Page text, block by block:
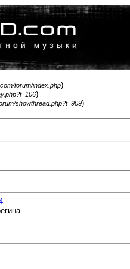
forum/index.php)
)
showthread.php?t=909)